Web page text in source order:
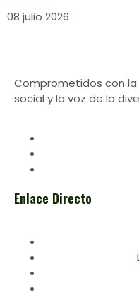
08 julio 2026
Comprometidos con la
social y la voz de la
Enlace Directo